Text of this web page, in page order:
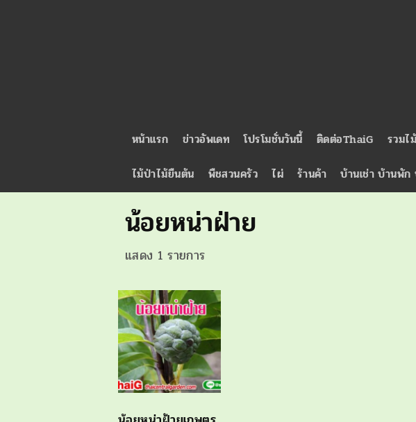
หน้าแรก ข่าวอัพเดท โปรโมชั่นวันนี้ ติดต่อThaiG รวมไ
ไม้ป่าไม้ยืนต้น
พืชสวนครัว ไผ่ ร้านค้า บ้านเช่า บ้านพั
น้อยหน่าฝ่าย
แสดง 1 รายการ